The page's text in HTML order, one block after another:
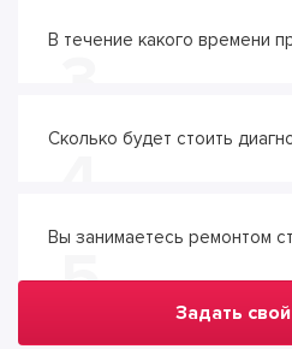
В течение какого времени
Сколько будет стоить
Вы занимаетесь ремонтом
5 Задать